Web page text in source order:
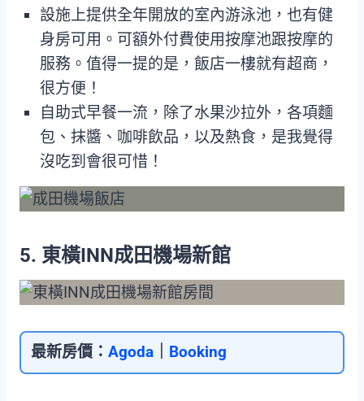
設施上提供全年開放的室內游泳池，也有健
身房可用。可額外付費使用按摩池跟按摩的
服務。值得一提的是，飯店一樓就有超商，
很方便！
自助式早餐一流，除了水果沙拉外，各項麵
包、抹醬、咖啡飲品，以及熱食，是我覺得
沒吃到會很可惜！
5. 東橫INN成田機場新館
最新房價： Agoda｜ Booking